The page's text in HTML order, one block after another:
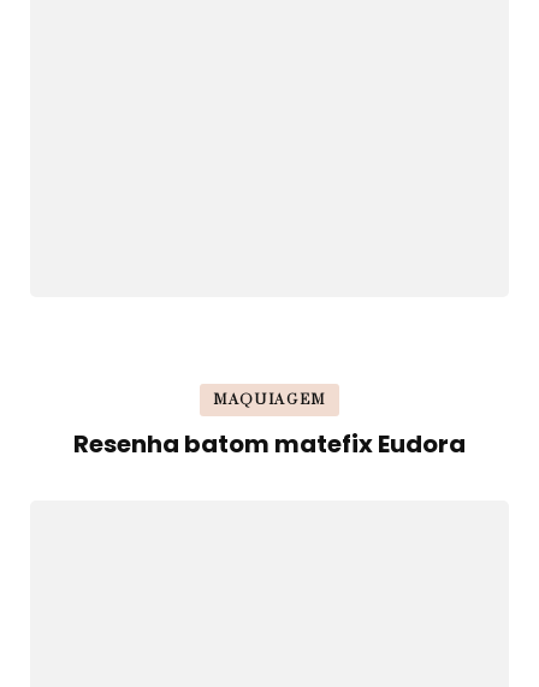
MAQUIAGEM
Resenha batom matefix Eudora